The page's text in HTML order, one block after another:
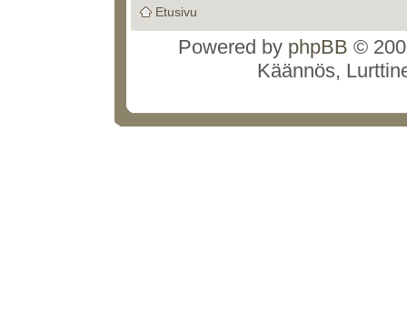
Etusivu
Powered by phpBB ©
Käännös,